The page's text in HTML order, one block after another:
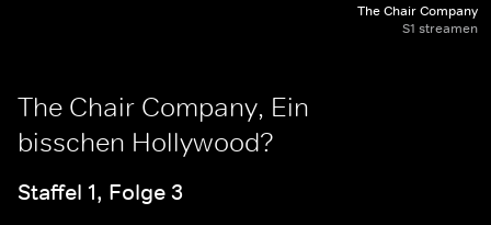
The Chair Company
S1 streamen
The Chair Company, Ein
bisschen Hollywood?
Staffel 1, Folge 3